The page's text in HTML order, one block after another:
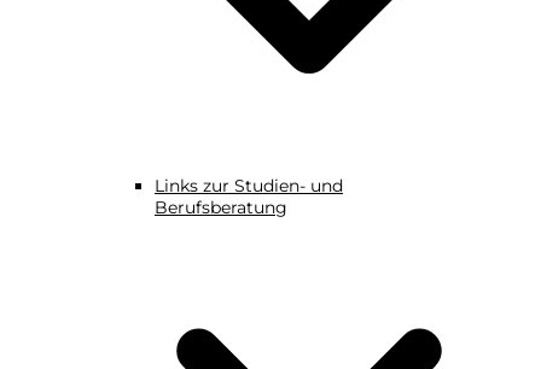
Links zur Studien- und
Berufsberatung